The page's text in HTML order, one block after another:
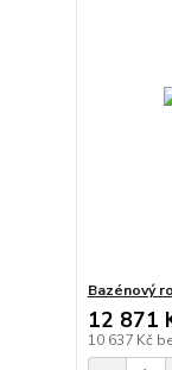
Bazénový
12 871
10 637 Kč